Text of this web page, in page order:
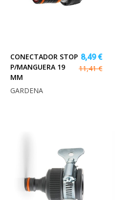
CONECTADOR STOP
P/MANGUERA 19
MM
8,49 €
11,41 €
GARDENA